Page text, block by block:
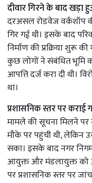
दीवार गिरने के बाद खड़ा
दरअसल रोडवेज वर्कशॉप
गिर गई थी। इसके बाद
निर्माण की प्रक्रिया शुरू
कुछ लोगों ने संबंधित भूमि
आपत्ति दर्ज करा दी थी।
था।
प्रशासनिक स्तर पर कराई
मामले की सूचना मिलने पर
मौके पर पहुंची थी, लेकिन
सका। इसके बाद नगर
आयुक्त और मंडलायुक्त को
पर प्रशासनिक स्तर पर